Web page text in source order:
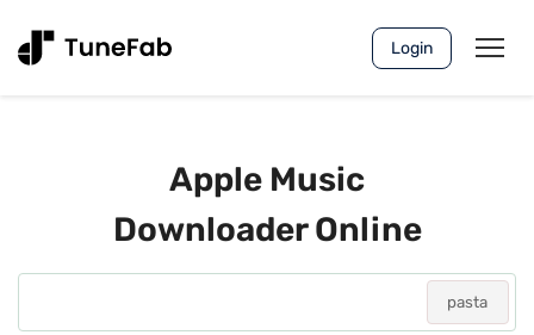
Login
Apple Music
Downloader Online
pasta